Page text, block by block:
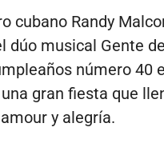
cubano Randy
dúo musical Gente
número 40
gran fiesta que
y alegría.